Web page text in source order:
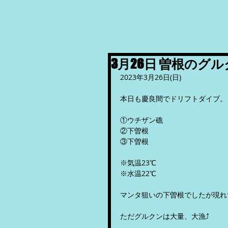
3月26日 曽根のグル
2023年3月26日(日)
本日も慶良間でドリフトダイブ。
①ウチザン礁
②下曽根
③下曽根
※気温23℃
※水温22℃
マンタ狙いの下曽根でしたが現
ただグルクンは大量、大漁⤴︎